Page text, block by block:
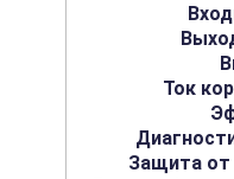
Ток
Защита от